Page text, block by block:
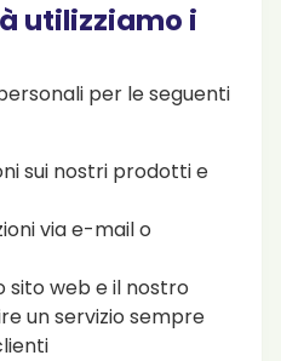
utilizziamo i
per le seguenti
sui nostri prodotti e
via e-mail o
sito web e il nostro
un servizio sempre